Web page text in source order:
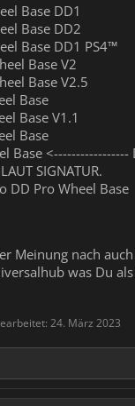
Base DD1
Base DD2
Base DD1 PS4™
Base V2
Base V2.5
Base
Base V1.1
Base
Base <-----------------
SIGNATUR.
DD Pro Wheel Base
Meinung nach
was Du
24. März 2023